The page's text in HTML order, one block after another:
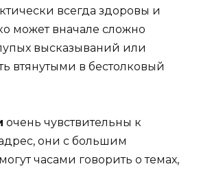
всегда здоровы и
может вначале сложно
высказываний или
втянутыми в бестолковый
очень чувствительны к
они с большим
часами говорить о темах,